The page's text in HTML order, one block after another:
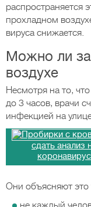
распространяется
прохладном
вируса снижается.
Можно ли
воздухе
Несмотря на то,
до 3 часов, врачи
инфекцией на
сдать анализ
коронавирус
Они объясняют это